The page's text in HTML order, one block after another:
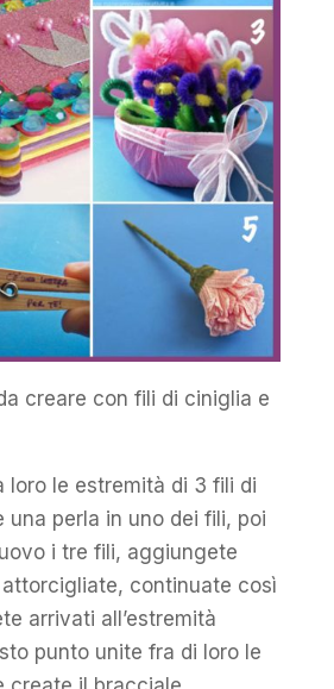
creare con fili di ciniglia e
loro le estremità di 3 fili di
una perla in uno dei fili, poi
i tre fili, aggiungete
attorcigliate, continuate così
arrivati all’estremità
punto unite fra di loro le